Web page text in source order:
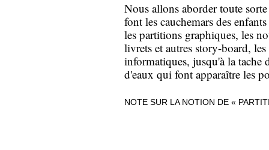
Nous allons aborder toute
font les cauchemars des
les partitions graphiques, les
livrets et autres story-board,
informatiques, jusqu'à la tache
d'eaux qui font apparaître les
NOTE SUR LA NOTION DE «